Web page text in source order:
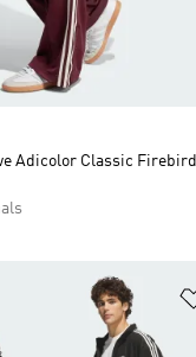
Adicolor Classic Firebird